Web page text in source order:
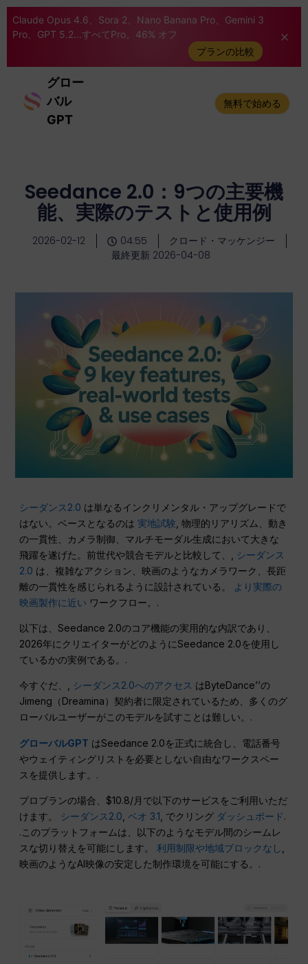
Claude Opus 4.6、Sora 2、Nano Banana Pro、Gemini 3
Pro、GPT 5.2...すべてPro。46% オフ
プランの比較
グロー
バル
GPT
無料で始める
Seedance 2.0：9つの主要機
能、実際のテストと使用例
2026-02-12 04:55
クロード・マッケンジー
最終更新 2026-04-08
シーダンス2.0 は単なるインクリメンタル・アップグレードで
はない。ベースとなるのは実地試験 , 物理的リアリズム、動き
の一貫性、カメラ制御、マルチモーダル生成において大きな
飛躍を遂げた。前世代や競合モデルと比較して、, シーダンス
2.0 は、複雑なアクション、映画のようなカメラワーク、長距
離の一貫性を感じられるように設計されている。 より実際の
映画製作に近い ワークフロー。.
以下は、Seedance 2.0のコア機能の実用的な内訳であり、
2026年にクリエイターがどのようにSeedance 2.0を使用し
ているかの実例である。.
今すぐだ、, シーダンス2.0へのアクセス はByteDance’’の
Jimeng（Dreamina）契約者に限定されているため、多くのグ
ローバルユーザーがこのモデルを試すことは難しい。.
グローバルGPT はSeedance 2.0を正式に統合し、電話番号
やウェイティングリストを必要としない自由なワークスペー
スを提供します。.
プロプランの場合、$10.8/月で以下のサービスをご利用いただ
けます。 シーダンス2.0 ,ベオ 3.1 , でクリング ダッシュボード.
.このプラットフォームは、以下のようなモデル間のシームレ
スな切り替えを可能にします。利用制限や地域ブロックなし
映画のようなAI映像の安定した制作環境を可能にする。.